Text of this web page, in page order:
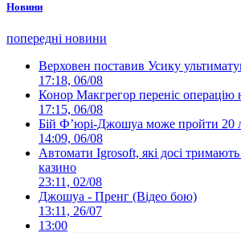
Новини
попередні новини
Верховен поставив Усику
17:18, 06/08
Конор Макгрегор переніс операцію
17:15, 06/08
Бій Ф’юрі-Джошуа може пройти 20
14:09, 06/08
Автомати Igrosoft, які досі
казино
23:11, 02/08
Джошуа - Пренг (Відео бою)
13:11, 26/07
13:00